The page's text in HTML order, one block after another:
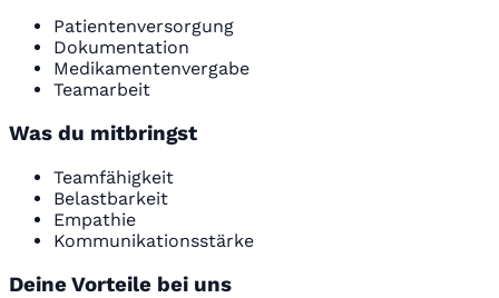
Patientenversorgung
Dokumentation
Medikamentenvergabe
Teamarbeit
Was du mitbringst
Teamfähigkeit
Belastbarkeit
Empathie
Kommunikationsstärke
Deine Vorteile bei uns